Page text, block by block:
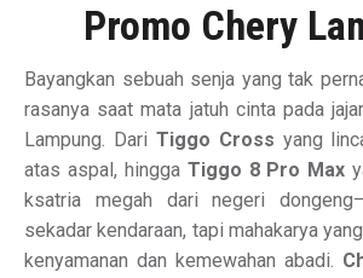
Promo Chery
Bayangkan sebuah senja yang tak
rasanya saat mata jatuh cinta pada
Lampung. Dari Tiggo Cross yang
atas aspal, hingga Tiggo 8 Pro Max
ksatria megah dari negeri
sekadar kendaraan, tapi mahakarya
kenyamanan dan kemewahan abadi.